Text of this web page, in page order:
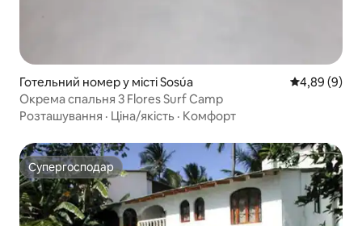
Готельний номер у місті Sosúa Середня
4,89 (9)
Окрема спальня 3 Flores Surf Camp
Розташування · Ціна/якість · Комфорт
Супергосподар
Супергосподар